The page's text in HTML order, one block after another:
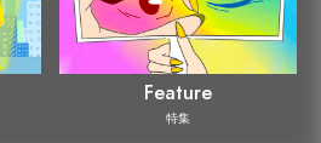
Feature
特集